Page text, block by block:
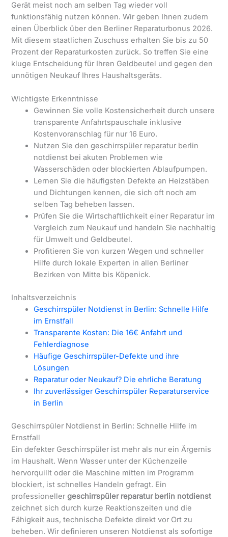
Gerät meist noch am selben Tag wieder voll
funktionsfähig nutzen können. Wir geben Ihnen zudem
einen Überblick über den Berliner Reparaturbonus 2026.
Mit diesem staatlichen Zuschuss erhalten Sie bis zu 50
Prozent der Reparaturkosten zurück. So treffen Sie eine
kluge Entscheidung für Ihren Geldbeutel und gegen den
unnötigen Neukauf Ihres Haushaltsgeräts.
Wichtigste Erkenntnisse
Gewinnen Sie volle Kostensicherheit durch unsere
transparente Anfahrtspauschale inklusive
Kostenvoranschlag für nur 16 Euro.
Nutzen Sie den geschirrspüler reparatur berlin
notdienst bei akuten Problemen wie
Wasserschäden oder blockierten Ablaufpumpen.
Lernen Sie die häufigsten Defekte an Heizstäben
und Dichtungen kennen, die sich oft noch am
selben Tag beheben lassen.
Prüfen Sie die Wirtschaftlichkeit einer Reparatur im
Vergleich zum Neukauf und handeln Sie nachhaltig
für Umwelt und Geldbeutel.
Profitieren Sie von kurzen Wegen und schneller
Hilfe durch lokale Experten in allen Berliner
Bezirken von Mitte bis Köpenick.
Inhaltsverzeichnis
Geschirrspüler Notdienst in Berlin: Schnelle Hilfe
im Ernstfall
Transparente Kosten: Die 16€ Anfahrt und
Fehlerdiagnose
Häufige Geschirrspüler-Defekte und ihre
Lösungen
Reparatur oder Neukauf? Die ehrliche Beratung
Ihr zuverlässiger Geschirrspüler Reparaturservice
in Berlin
Geschirrspüler Notdienst in Berlin: Schnelle Hilfe im
Ernstfall
Ein defekter Geschirrspüler ist mehr als nur ein Ärgernis
im Haushalt. Wenn Wasser unter der Küchenzeile
hervorquillt oder die Maschine mitten im Programm
blockiert, ist schnelles Handeln gefragt. Ein
professionellergeschirrspüler reparatur berlin notdienst
zeichnet sich durch kurze Reaktionszeiten und die
Fähigkeit aus, technische Defekte direkt vor Ort zu
beheben. Wir definieren unseren Notdienst als sofortige